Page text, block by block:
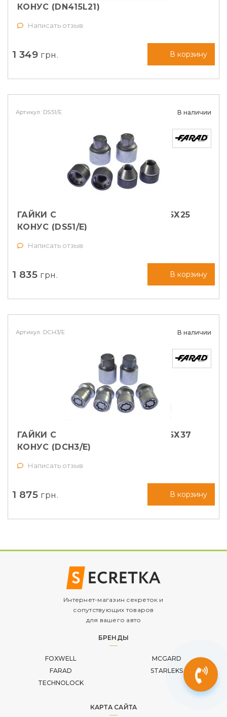
КОНУС (DN415L21)
Написать отзыв
1 349 грн. В корзину
Артикул: DS51/E В наличии
ГАЙКИ СЕКРЕТНЫЕ FARAD М14Х1,5Х25
КОНУС (DS51/E)
Написать отзыв
1 835 грн. В корзину
Артикул: DCH3/E В наличии
ГАЙКИ СЕКРЕТНЫЕ FARAD М14Х1,5Х37
КОНУС (DCH3/E)
Написать отзыв
1 875 грн. В корзину
Интернет-магазин секреток и
сопутствующих товаров
для вашего авто
БРЕНДЫ
FOXWELL
MCGARD
FARAD
STARLEKS
TECHNOLOCK
КАРТА САЙТА